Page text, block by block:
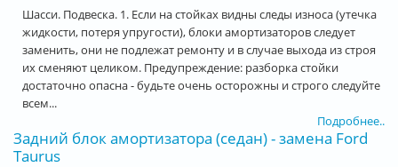
Шасси. Подвеска. 1. Если на стойках видны следы износа (утечка
жидкости, потеря упругости), блоки амортизаторов следует
заменить, они не подлежат ремонту и в случае выхода из строя
их сменяют целиком. Предупреждение: разборка стойки
достаточно опасна - будьте очень осторожны и строго следуйте
всем...
Подробнее..
Задний блок амортизатора (седан) - замена Ford
Taurus